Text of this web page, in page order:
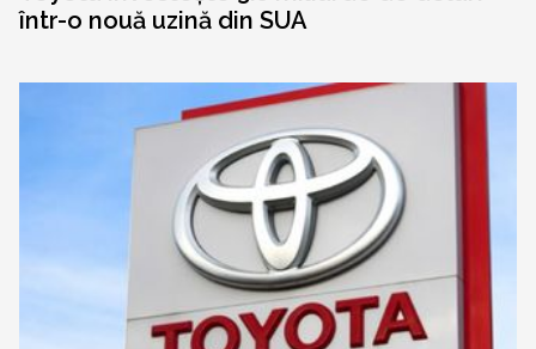
într-o nouă uzină din SUA